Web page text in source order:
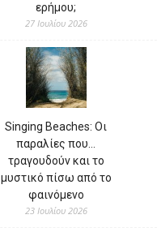
ερήμου;
27 Ιουλίου 2026
Singing Beaches: Οι
παραλίες που…
τραγουδούν και το
μυστικό πίσω από το
φαινόμενο
23 Ιουλίου 2026